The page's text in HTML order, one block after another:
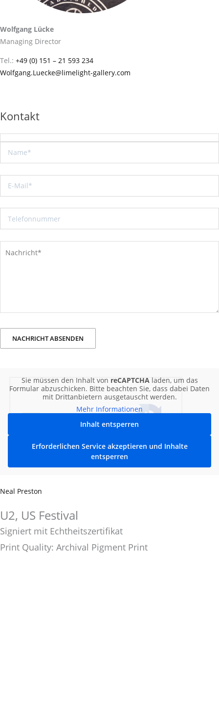
Wolfgang Lücke
Managing Director
Tel.: +49 (0) 151 – 21 593 234
Wolfgang.Luecke@limelight-gallery.com
Kontakt
Sie müssen den Inhalt von reCAPTCHAladen, um das
Formular abzuschicken. Bitte beachten Sie, dass dabei Daten
mit Drittanbietern ausgetauscht werden.
Mehr Informationen
Inhalt entsperren
Erforderlichen Service akzeptieren und Inhalte
entsperren
Neal Preston
U2, US Festival
Signiert mit Echtheitszertifikat
Print Quality: Archival Pigment Print